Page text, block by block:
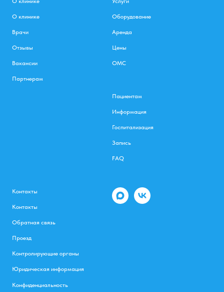
О клинике
Врачи
Отзывы
Вакансии
Партнерам
Оборудование
Аренда
Цены
ОМС
Пациентам
Информация
Госпитализация
Запись
FAQ
Контакты
Контакты
Обратная связь
Проезд
Контролирующие органы
Юридическая информация
Конфиденциальность